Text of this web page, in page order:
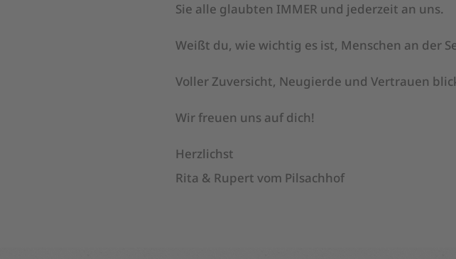
Sie alle glaubten IMMER und jederzeit an uns.
Weißt du, wie wichtig es ist, Menschen an der
Voller Zuversicht, Neugierde und Vertrauen
Wir freuen uns auf dich!
Herzlichst
Rita & Rupert vom Pilsachhof